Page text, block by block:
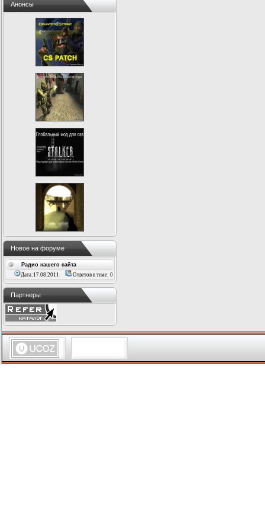
Анонсы
Новое на форуме
Радио нашего сайта
Дата:17.08.2011
Ответов в теме: 0
Партнеры